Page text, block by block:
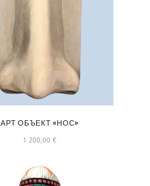
АРТ ОБЪЕКТ «НОС»
1 200,00 €